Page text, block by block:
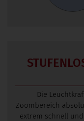
Die
Zoombereich
extrem schnell